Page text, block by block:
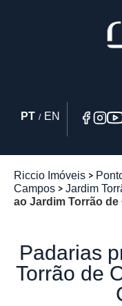
PT / EN
Riccio Imóveis
Campos
Jardim
ao Jardim Torrão
Padarias
Torrão de